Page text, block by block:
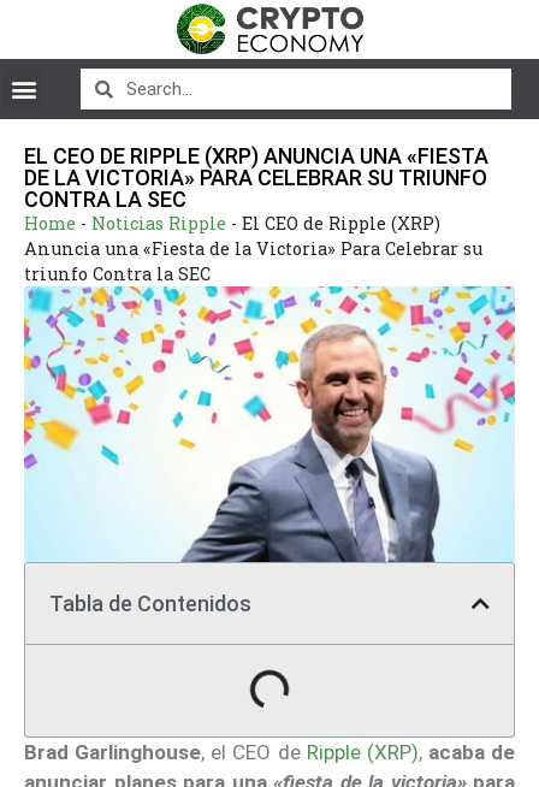
EL CEO DE RIPPLE (XRP) ANUNCIA UNA «FIESTA
DE LA VICTORIA» PARA CELEBRAR SU TRIUNFO
CONTRA LA SEC
Home - Noticias Ripple - El CEO de Ripple (XRP)
Anuncia una «Fiesta de la Victoria» Para Celebrar su
triunfo Contra la SEC
Tabla de Contenidos
Brad Garlinghouse, el CEO de Ripple (XRP), acaba de